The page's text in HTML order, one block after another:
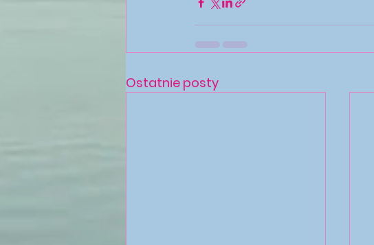
Ostatnie posty